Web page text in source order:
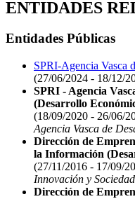
ENTIDADES
Entidades Públicas
SPRI-Agencia Vasca
(27/06/2024 - 18/12/
SPRI - Agencia
(Desarrollo
(18/09/2020 - 26/06/
Agencia Vasca de
Dirección de
la Información
(27/11/2016 - 17/09/
Innovación y
Dirección de